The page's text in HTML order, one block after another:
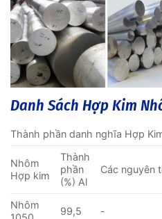
Danh Sách Hợp Kim
Thành phần danh nghĩa Hợp
Nhôm
Hợp kim
Thành
phần
(%) Al
Các nguyên
Nhôm
99,5 -